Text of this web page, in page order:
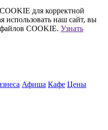
для корректной
использовать наш сайт, вы
файлов COOKIE. Узнать
Афиша Кафе Цены